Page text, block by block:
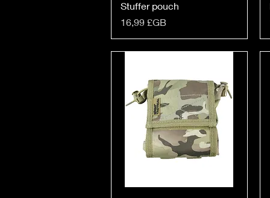
Stuffer pouch
Prix
16,99 £GB